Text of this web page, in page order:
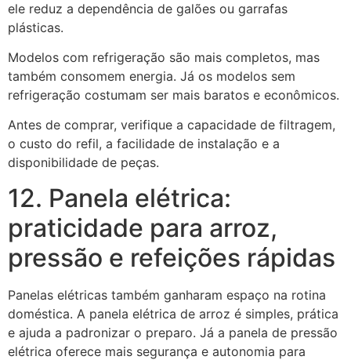
ele reduz a dependência de galões ou garrafas
plásticas.
Modelos com refrigeração são mais completos, mas
também consomem energia. Já os modelos sem
refrigeração costumam ser mais baratos e econômicos.
Antes de comprar, verifique a capacidade de filtragem,
o custo do refil, a facilidade de instalação e a
disponibilidade de peças.
12. Panela elétrica:
praticidade para arroz,
pressão e refeições rápidas
Panelas elétricas também ganharam espaço na rotina
doméstica. A panela elétrica de arroz é simples, prática
e ajuda a padronizar o preparo. Já a panela de pressão
elétrica oferece mais segurança e autonomia para